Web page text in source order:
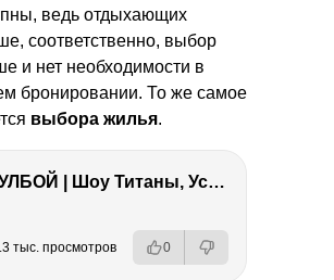
ведь отдыхающих
соответственно, выбор
и нет необходимости в
бронировании. То же самое
выбора жилья.
СКУЛБОЙ | Шоу Титаны, Усейн Болт, Ларрат, Зашквар!
тыс. просмотров 0